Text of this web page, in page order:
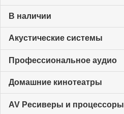
В наличии
Акустические системы
Профессиональное аудио
Домашние кинотеатры
AV Ресиверы и процессоры